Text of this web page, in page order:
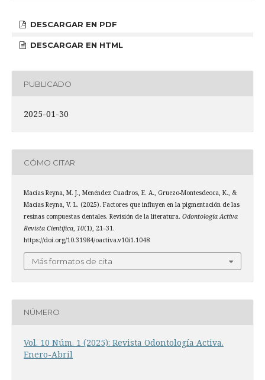
DESCARGAR EN PDF
DESCARGAR EN HTML
PUBLICADO
2025-01-30
CÓMO CITAR
Macías Reyna, M. J., Menéndez Cuadros, E. A., Gruezo-Montesdeoca, K., &
Macías Reyna, V. L. (2025). Factores que influyen en la pigmentación de las
resinas compuestas dentales. Revisión de la literatura. Odontología Activa
Revista Científica, 10(1), 21–31.
https://doi.org/10.31984/oactiva.v10i1.1048
Más formatos de cita
NÚMERO
Vol. 10 Núm. 1 (2025): Revista Odontología Activa.
Enero-Abril